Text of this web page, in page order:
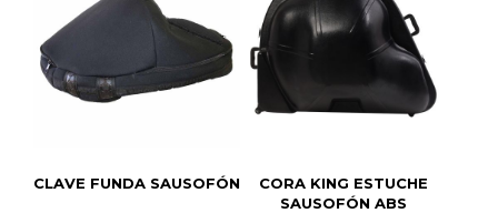
CLAVE FUNDA SAUSOFÓN
CORA KING ESTUCHE
SAUSOFÓN ABS